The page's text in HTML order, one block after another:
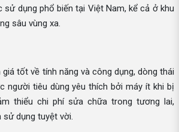
sử dụng phổ biến tại Việt Nam, kể cả ở khu
sâu vùng xa.
tốt về tính năng và công dụng, dòng thái
người tiêu dùng yêu thích bởi máy ít khi bị
thiểu chi phí sửa chữa trong tương lai,
sử dụng tuyệt vời.